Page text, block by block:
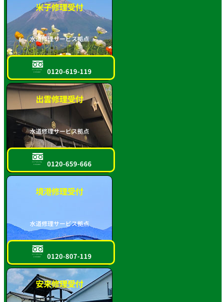
米子修理受付
水道修理サービス拠点
フリーダイヤル
スマホOK!! 0120-619-119
出雲修理受付
水道修理サービス拠点
フリーダイヤル
スマホOK!! 0120-659-666
境港修理受付
水道修理サービス拠点
フリーダイヤル
スマホOK!! 0120-807-119
安来修理受付